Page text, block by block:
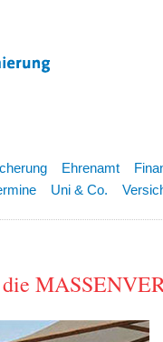
Ehrenamt
Uni & Co.
die